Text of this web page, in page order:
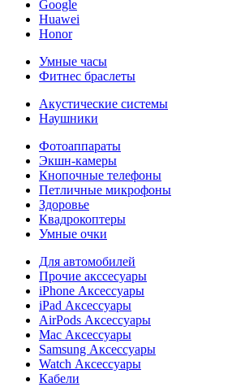
Google
Huawei
Honor
Умные часы
Фитнес браслеты
Акустические системы
Наушники
Фотоаппараты
Экшн-камеры
Кнопочные телефоны
Петличные микрофоны
Здоровье
Квадрокоптеры
Умные очки
Для автомобилей
Прочие акссесуары
iPhone Аксессуары
iPad Аксессуары
AirPods Аксессуары
Mac Аксессуары
Samsung Аксессуары
Watch Аксессуары
Кабели